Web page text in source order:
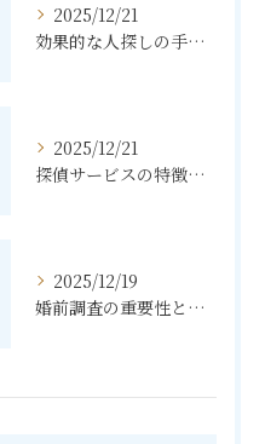
2025/12/21
効果的な人探しの手法とその秘訣
2025/12/21
探偵サービスの特徴と無料相談の利点
2025/12/19
婚前調査の重要性と進め方